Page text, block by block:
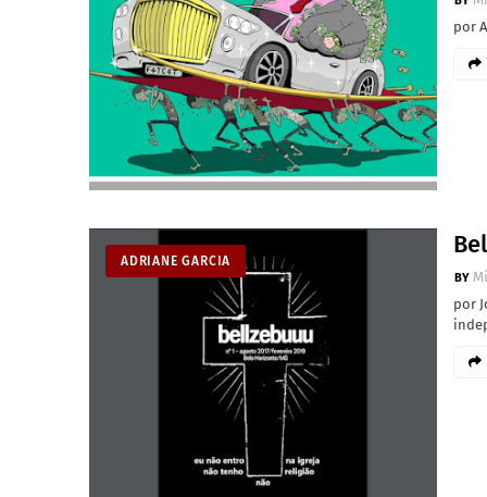
por
ADRIANE GARCIA
por